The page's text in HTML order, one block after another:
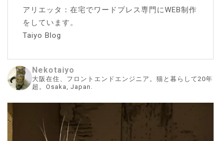
アリエッタ：在宅でワードプレス専門にWEB制作
をしています。
Taiyo Blog
Nekotaiyo
大阪在住、フロントエンドエンジニア。猫と暮らして20年
超。Osaka, Japan.